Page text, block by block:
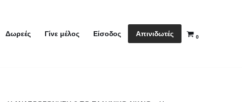
Δωρεές Γίνε μέλος Είσοδος Απινιδωτές 0